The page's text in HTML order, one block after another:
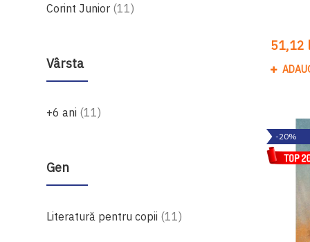
Corint Junior 11produse
Vârsta
+6 ani 11produse
Gen
Literatură pentru copii 11produse
51,12
-20%